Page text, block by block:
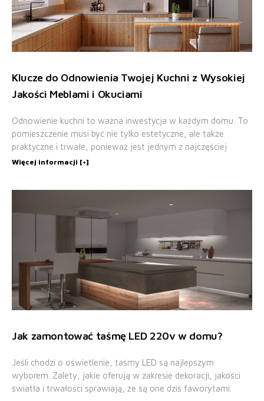
Klucze do Odnowienia Twojej Kuchni z Wysokiej
Jakości Meblami i Okuciami
Odnowienie kuchni to ważna inwestycja w każdym domu. To
pomieszczenie musi być nie tylko estetyczne, ale także
praktyczne i trwałe, ponieważ jest jednym z najczęściej
Więcej informacji [+]
Jak zamontować taśmę LED 220v w domu?
Jeśli chodzi o oświetlenie, taśmy LED są najlepszym
wyborem. Zalety, jakie oferują w zakresie dekoracji, jakości
światła i trwałości sprawiają, że są one dziś faworytami.